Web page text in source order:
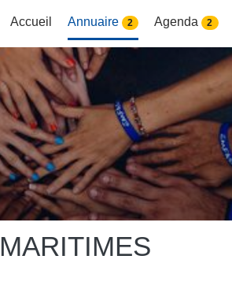
Accueil Annuaire 2 Agenda 2